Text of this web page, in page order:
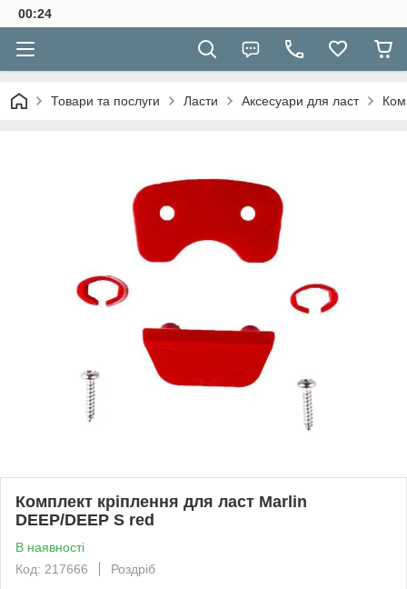
00:24
Товари та послуги Ласти Аксесуари для ласт
Комплект кріплення для ласт Marlin
DEEP/DEEP S red
В наявності
Код: 217666
Роздріб